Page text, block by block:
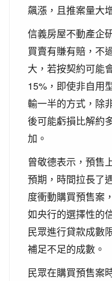
飆漲，且推案量大
信義房屋不動產企
買賣有賺有賠，不
大，若按契約可能
15%，即使非自用
輸一半的方式，除
後可能虧損比解約
加。
曾敬德表示，預售
預期，時間拉長了
度衝動購買預售案
如央行的選擇性的
民眾進行貸款成數
補足不足的成數。
民眾在購買預售案